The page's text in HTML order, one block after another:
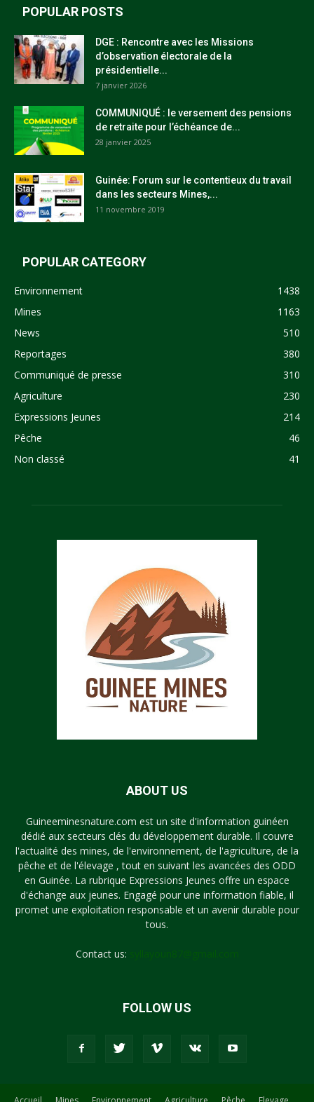
POPULAR POSTS
DGE : Rencontre avec les Missions
d’observation électorale de la
présidentielle...
7 janvier 2026
COMMUNIQUÉ : le versement des pensions
de retraite pour l’échéance de...
28 janvier 2025
Guinée: Forum sur le contentieux du travail
dans les secteurs Mines,...
11 novembre 2019
POPULAR CATEGORY
Environnement
1438
Mines
1163
News
510
Reportages
380
Communiqué de presse
310
Agriculture
230
Expressions Jeunes
214
Pêche
46
Non classé
41
ABOUT US
Guineeminesnature.com est un site d'information guinéen
dédié aux secteurs clés du développement durable. Il couvre
l'actualité des mines, de l'environnement, de l'agriculture, de la
pêche et de l'élevage , tout en suivant les avancées des ODD
en Guinée. La rubrique Expressions Jeunes offre un espace
d'échange aux jeunes. Engagé pour une information fiable, il
promet une exploitation responsable et un avenir durable pour
tous.
Contact us:
FOLLOW US